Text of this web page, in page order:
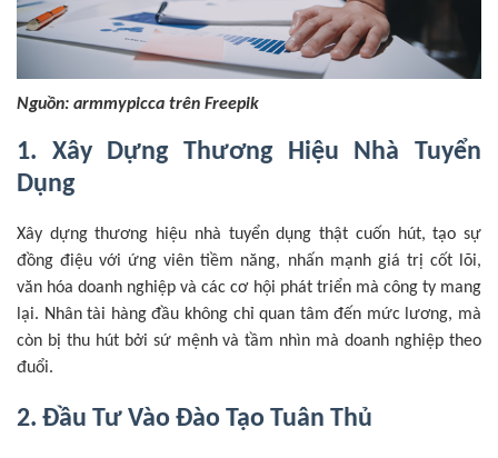
Nguồn: armmypicca trên Freepik
1. Xây Dựng Thương Hiệu Nhà Tuyển
Dụng
Xây dựng thương hiệu nhà tuyển dụng thật cuốn hút, tạo sự
đồng điệu với ứng viên tiềm năng, nhấn mạnh giá trị cốt lõi,
văn hóa doanh nghiệp và các cơ hội phát triển mà công ty mang
lại. Nhân tài hàng đầu không chỉ quan tâm đến mức lương, mà
còn bị thu hút bởi sứ mệnh và tầm nhìn mà doanh nghiệp theo
đuổi.
2. Đầu Tư Vào Đào Tạo Tuân Thủ